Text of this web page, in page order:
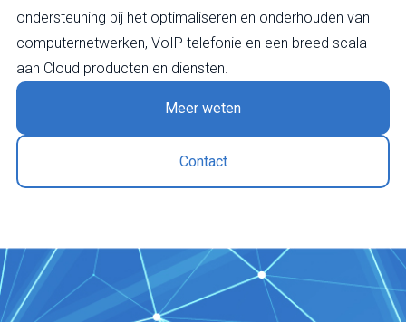
ondersteuning bij het optimaliseren en onderhouden van
computernetwerken, VoIP telefonie en een breed scala
aan Cloud producten en diensten.
Meer weten
Contact